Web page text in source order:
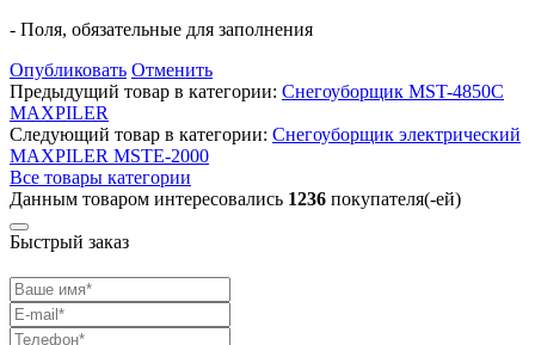
- Поля, обязательные для заполнения
Опубликовать Отменить
Предыдущий товар в категории: Снегоуборщик MST-4850C
MAXPILER
Следующий товар в категории: Снегоуборщик электрический
MAXPILER MSTE-2000
Все товары категории
Данным товаром интересовались 1236 покупателя(-ей)
Быстрый заказ